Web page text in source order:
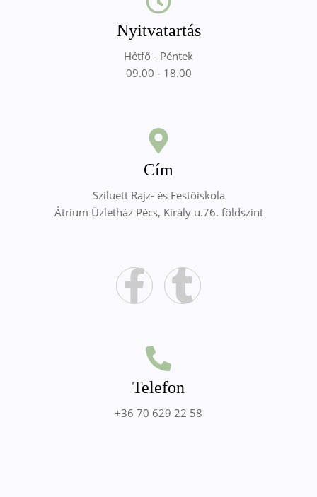
Nyitvatartás
Hétfő - Péntek
09.00 - 18.00
Cím
Sziluett Rajz- és Festőiskola
Átrium Üzletház Pécs, Király u.76. földszint
Telefon
+36 70 629 22 58